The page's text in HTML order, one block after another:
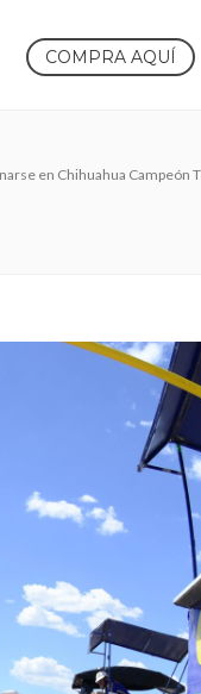
COMPRA AQUÍ
en Chihuahua Campeón